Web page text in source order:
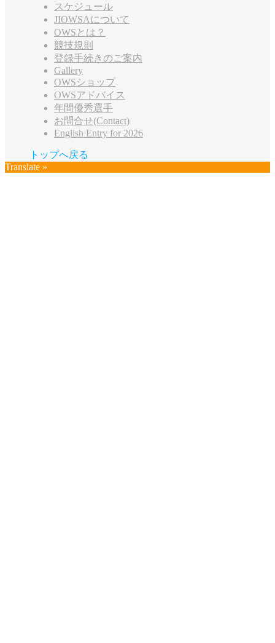
スケジュール
JIOWSAについて
OWSとは？
競技規則
登録手続きのご案内
Gallery
OWSショップ
OWSアドバイス
年間優秀選手
お問合せ(Contact)
English Entry for 2026
トップへ戻る
Translate »